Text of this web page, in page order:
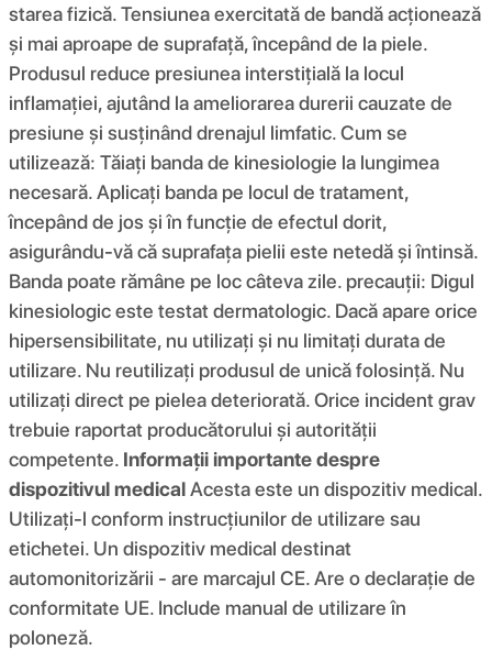
starea fizică. Tensiunea exercitată de bandă acționează
și mai aproape de suprafață, începând de la piele.
Produsul reduce presiunea interstițială la locul
inflamației, ajutând la ameliorarea durerii cauzate de
presiune și susținând drenajul limfatic. Cum se
utilizează: Tăiați banda de kinesiologie la lungimea
necesară. Aplicați banda pe locul de tratament,
începând de jos și în funcție de efectul dorit,
asigurându-vă că suprafața pielii este netedă și întinsă.
Banda poate rămâne pe loc câteva zile. precauții: Digul
kinesiologic este testat dermatologic. Dacă apare orice
hipersensibilitate, nu utilizați și nu limitați durata de
utilizare. Nu reutilizați produsul de unică folosință. Nu
utilizați direct pe pielea deteriorată. Orice incident grav
trebuie raportat producătorului și autorității
competente. Informații importante despre
dispozitivul medicalAcesta este un dispozitiv medical.
Utilizați-l conform instrucțiunilor de utilizare sau
etichetei. Un dispozitiv medical destinat
automonitorizării - are marcajul CE. Are o declarație de
conformitate UE. Include manual de utilizare în
poloneză.